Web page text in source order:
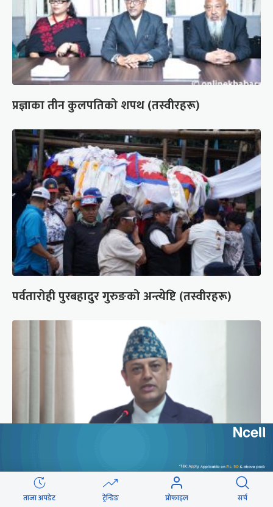
प्रज्ञाका तीन कुलपतिको शपथ (तस्वीरहरू)
पर्वतारोही पुरबहादुर गुरुङको अन्त्येष्टि (तस्वीरहरू)
‘संसद्‍मा कालो चस्मा खोल्नू, बैठक चल्दा सेयर कारोबार
ताजा अपडेट ट्रेन्डिङ प्रोफाइल सर्च